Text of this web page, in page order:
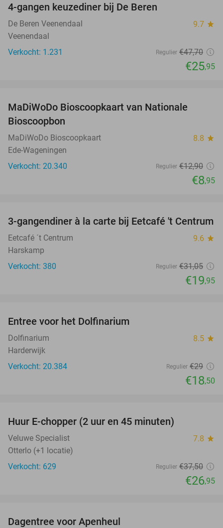
4-gangen keuzediner bij De Beren
De Beren Veenendaal 9.7 star
Veenendaal
Verkocht: 1.231
Regulier €47,70
€25,95
MaDiWoDo Bioscoopkaart van Nationale
Bioscoopbon
MaDiWoDo Bioscoopkaart 8.8 star
Ede-Wageningen
Verkocht: 20.340
Regulier €12,90
€8,95
36%
3-gangendiner à la carte bij Eetcafé 't Centrum
Eetcafé ´t Centrum 9.6 star
Harskamp
Verkocht: 380
Regulier €31,05
€19,95
Entree voor het Dolfinarium
Dolfinarium 8.5 star
Harderwijk
Verkocht: 20.384
Regulier €29
€18,50
Huur E-chopper (2 uur en 45 minuten)
Veluwe Specialist 7.8 star
Otterlo (+1 locatie)
Verkocht: 629
Regulier €37,50
€26,95
Dagentree voor Apenheul